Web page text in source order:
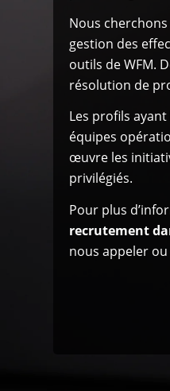
Nous
gestion des
outils de WFM.
résolution de
Les profils
équipes
œuvre les
privilégiés.
Pour plus
recrutement
nous appeler